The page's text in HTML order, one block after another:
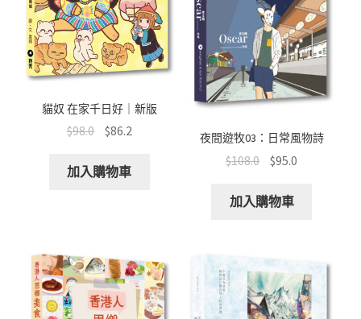
貓奴 在家千日好｜新版
$98.0 $86.2
加入購物車
夜間遊牧03：日常風物詩
$108.0 $95.0
加入購物車